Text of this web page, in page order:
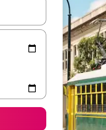
maak je een keuze met je